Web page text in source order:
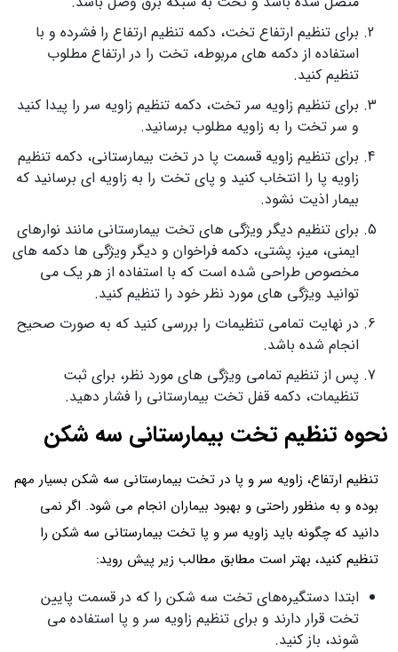
برای تنظیم ارتفاع تخت، دکمه تنظیم ارتفاع را فشرده و با
استفاده از دکمه‌ های مربوطه، تخت را در ارتفاع مطلوب
تنظیم کنید.
برای تنظیم زاویه سر تخت، دکمه تنظیم زاویه سر را پیدا کنید
و سر تخت را به زاویه مطلوب برسانید.
برای تنظیم زاویه قسمت پا در تخت بیمارستانی، دکمه تنظیم
زاویه پا را انتخاب کنید و پای تخت را به زاویه ای برسانید که
بیمار اذیت نشود.
برای تنظیم دیگر ویژگی‌ های تخت بیمارستانی مانند نوارهای
ایمنی، میز، پشتی، دکمه فراخوان و دیگر ویژگی‌ ها دکمه‌ های
مخصوص طراحی شده است که با استفاده از هر یک می
توانید ویژگی‌ های مورد نظر خود را تنظیم کنید.
در نهایت تمامی تنظیمات را بررسی کنید که به صورت صحیح
انجام شده باشد.
پس از تنظیم تمامی ویژگی‌ های مورد نظر، برای ثبت
تنظیمات، دکمه قفل تخت بیمارستانی را فشار دهید.
نحوه تنظیم تخت بیمارستانی سه شکن
تنظیم ارتفاع، زاویه سر و پا در تخت بیمارستانی سه شکن بسیار مهم
بوده و به منظور راحتی و بهبود بیماران انجام می شود. اگر نمی
دانید که چگونه باید زاویه سر و پا تخت بیمارستانی سه شکن را
تنظیم کنید، بهتر است مطابق مطالب زیر پیش روید:
ابتدا دستگیره‌های تخت سه شکن را که در قسمت پایین
تخت قرار دارند و برای تنظیم زاویه سر و پا استفاده می
شوند، باز کنید.